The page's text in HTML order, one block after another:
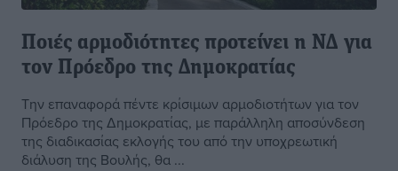
Ποιές αρμοδιότητες προτείνει η ΝΔ για
τον Πρόεδρο της Δημοκρατίας
Την επαναφορά πέντε κρίσιμων αρμοδιοτήτων για τον
Πρόεδρο της Δημοκρατίας, με παράλληλη αποσύνδεση
της διαδικασίας εκλογής του από την υποχρεωτική
διάλυση της Βουλής, θα ...